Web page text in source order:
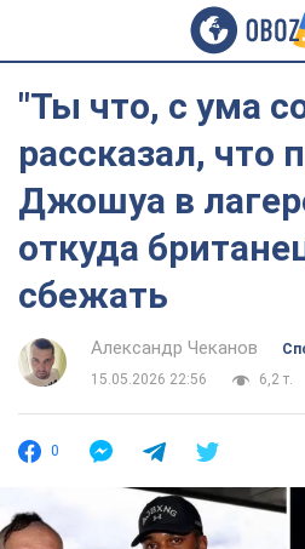
"Ты что, с ума
рассказал, что
Джошуа в
откуда
сбежать
Александр Чеканов
15.05.2026 22:56
6,2 т.
0